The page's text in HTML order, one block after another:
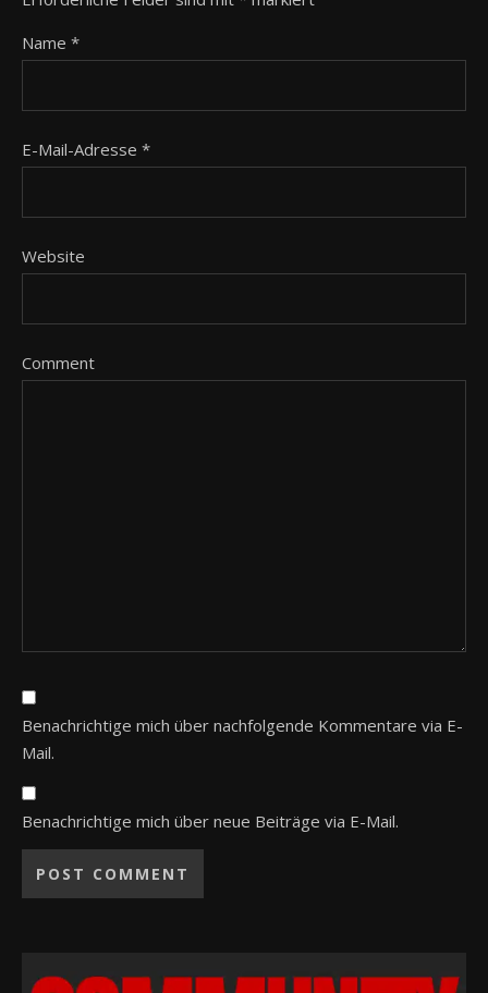
Name *
E-Mail-Adresse *
Website
Comment
Benachrichtige mich über nachfolgende Kommentare via E-
Mail.
Benachrichtige mich über neue Beiträge via E-Mail.